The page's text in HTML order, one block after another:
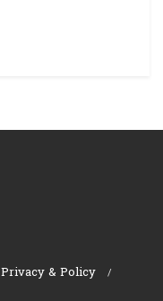
Privacy & Policy